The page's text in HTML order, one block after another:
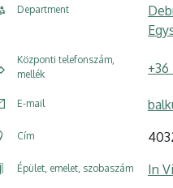
Department
Központi telefonszám,
mellék
+36
E-mail
Cím
Épület, emelet, szobaszám In